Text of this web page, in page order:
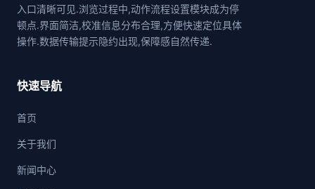
入口清晰可见.浏览过程中,动作流程设置模块成为停
顿点.界面简洁,校准信息分布合理,方便快速定位具体
操作.数据传输提示隐约出现,保障感自然传递.
快速导航
首页
关于我们
新闻中心